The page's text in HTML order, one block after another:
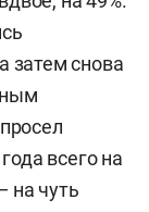
затем снова
всего на
на чуть